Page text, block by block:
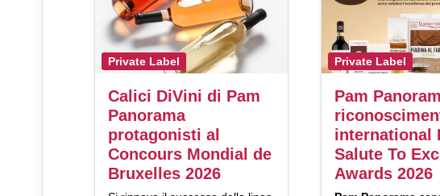
Private Label
Calici DiVini di Pam
Panorama
protagonisti al
Concours Mondial de
Bruxelles 2026
Private Label
Pam
international
Salute To
Awards 2026